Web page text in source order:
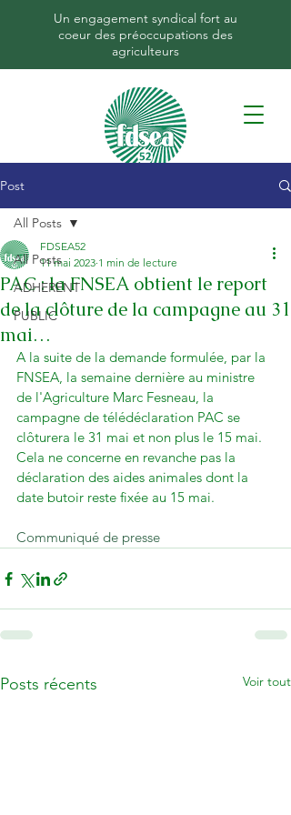
Un engagement syndical fort au
coeur des préoccupations des
agriculteurs
Post
All Posts
ADHERENT
PUBLIC
All Posts
PAC : la FNSEA obtient le report
de la clôture de la campagne au 31
mai…
FDSEA52
11 mai 2023 1 min de lecture
A la suite de la demande formulée, par la
FNSEA, la semaine dernière au ministre
de l'Agriculture Marc Fesneau, la
campagne de télédéclaration PAC se
clôturera le 31 mai et non plus le 15 mai.
Cela ne concerne en revanche pas la
déclaration des aides animales dont la
date butoir reste fixée au 15 mai.
Communiqué de presse
Posts récents Voir tout